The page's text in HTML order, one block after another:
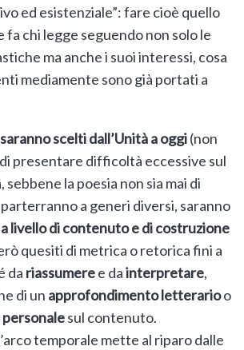
ed esistenziale”: fare cioè quello
fa chi legge seguendo non solo le
ma anche i suoi interessi, cosa
mediamente sono già portati a
saranno scelti dall’Unità a oggi(non
presentare difficoltà eccessive sul
sebbene la poesia non sia mai di
a generi diversi, saranno
livello di contenuto e di costruzione
quesiti di metrica o retorica fini a
da riassumeree dainterpretare,
di un approfondimento letterarioo
sul contenuto.
temporale mette al riparo dalle